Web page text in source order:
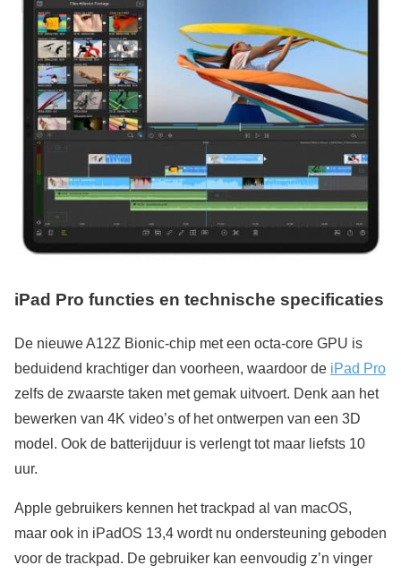
iPad Pro functies en technische specificaties
De nieuwe A12Z Bionic-chip met een octa-core GPU is
beduidend krachtiger dan voorheen, waardoor de iPad Pro
zelfs de zwaarste taken met gemak uitvoert. Denk aan het
bewerken van 4K video’s of het ontwerpen van een 3D
model. Ook de batterijduur is verlengt tot maar liefsts 10
uur.
Apple gebruikers kennen het trackpad al van macOS,
maar ook in iPadOS 13,4 wordt nu ondersteuning geboden
voor de trackpad. De gebruiker kan eenvoudig z’n vinger